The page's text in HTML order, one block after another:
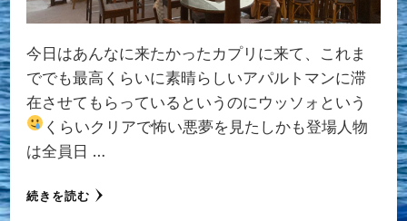
今日はあんなに来たかったカプリに来て、これま
ででも最高くらいに素晴らしいアパルトマンに滞
在させてもらっているというのにウッソォという
くらいクリアで怖い悪夢を見た しかも登場人物
は全員日 …
続きを読む